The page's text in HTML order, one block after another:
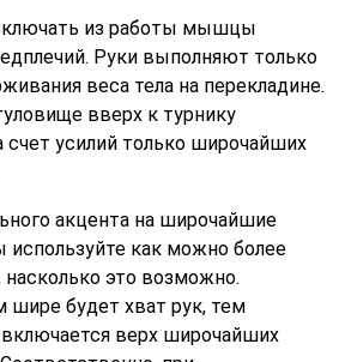
из работы мышцы
Руки выполняют только
веса тела на перекладине.
вверх к турнику
счет усилий только широчайших
акцента на широчайшие
как можно более
это возможно.
шире будет хват рук, тем
верх широчайших